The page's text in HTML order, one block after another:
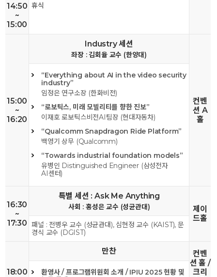
14:50
~
15:00
휴식
15:00
~
16:20
Industry 세션
좌장 : 김회율 교수 (한양대)
컨벤
션 A
홀
“Everything about AI in the video security
industry”
임정은 연구소장 (한화비전)
“로보틱스, 미래 모빌리티를 향한 진보”
이재호 로보틱스비전AI팀장 (현대자동차)
“Qualcomm Snapdragon Ride Platform”
백영기 상무 (Qualcomm)
“Towards industrial foundation models”
유병인 Distinguished Engineer (삼성전자
AI센터)
16:30
~
17:30
특별 세션 : Ask Me Anything
사회 : 홍성은 교수 (성균관대)
제이
드홀
패널 : 전병우 교수 (성균관대), 심현정 교수 (KAIST), 문
경식 교수 (DGIST)
18:00
만찬
컨벤
션 홀 /
크리
환영사 / 프로그램위원회 소개 / IPIU 2025 현황 및